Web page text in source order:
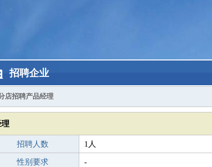
招聘企业
店招聘产品经理
招聘人数 1人
性别要求 -